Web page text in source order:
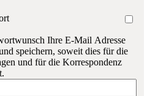
Ihre E-Mail Adresse
speichern, soweit dies für die
und für die Korrespondenz